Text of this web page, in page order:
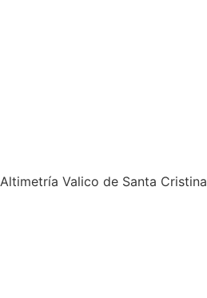
Altimetría Valico de Santa Cristina